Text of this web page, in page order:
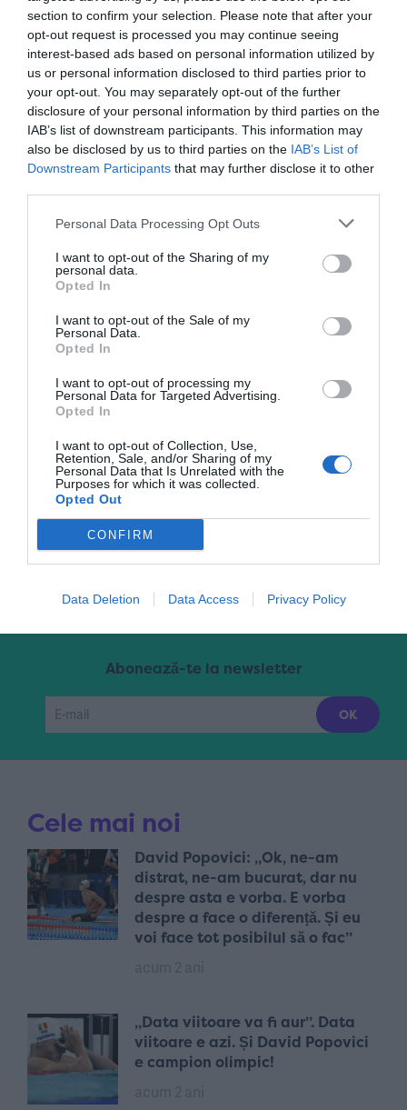
section to confirm your selection. Please note that after your
opt-out request is processed you may continue seeing
interest-based ads based on personal information utilized by
us or personal information disclosed to third parties prior to
your opt-out. You may separately opt-out of the further
disclosure of your personal information by third parties on the
IAB’s list of downstream participants. This information may
also be disclosed by us to third parties on the IAB’s List of
Downstream Participants that may further disclose it to other
Personal Data Processing Opt Outs
I want to opt-out of the Sharing of my
personal data.
Opted In
I want to opt-out of the Sale of my
Personal Data.
Opted In
I want to opt-out of processing my
Personal Data for Targeted Advertising.
Opted In
I want to opt-out of Collection, Use,
Retention, Sale, and/or Sharing of my
Personal Data that Is Unrelated with the
Purposes for which it was collected.
Opted Out
CONFIRM
Data Deletion Data Access Privacy Policy
jo 2024
Andreea Ana pierde în sferturile
competiției de lupte, categoria
53 kg, prinde recalificările. „A
fost un meci greu, mă aşteptam
la o evoluţie mai bună din
partea mea”
Pagina 3 din 106 « 1 2 3 5
20 30 ... » Ultima »
Abonează-te la newsletter
Cele mai noi
David Popovici: „Ok, ne-am
distrat, ne-am bucurat, dar nu
despre asta e vorba. E vorba
despre a face o diferență. Și eu
voi face tot posibilul să o fac”
„Data viitoare va fi aur”. Data
viitoare e azi. Și David Popovici
e campion olimpic!